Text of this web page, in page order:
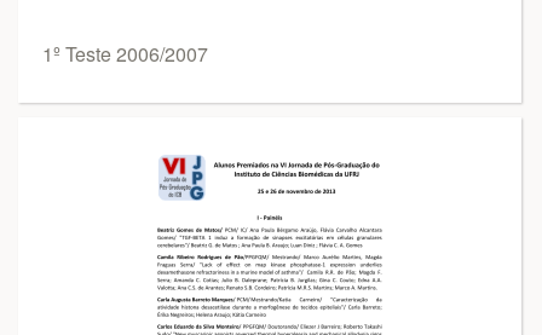
1º Teste 2006/2007